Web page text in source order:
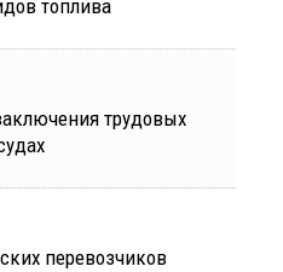
топлива
трудовых
перевозчиков